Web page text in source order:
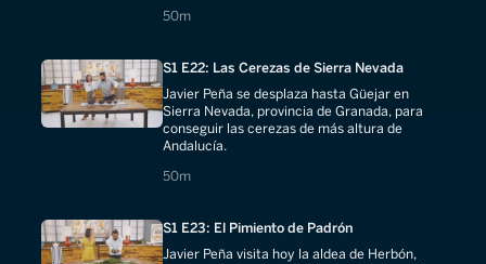
50m
50 minutes
S1 E22: Las Cerezas de Sierra Nevada
Javier Peña se desplaza hasta Güejar en
Sierra Nevada, provincia de Granada, para
conseguir las cerezas de más altura de
Andalucía.
50m
50 minutes
S1 E23: El Pimiento de Padrón
Javier Peña visita hoy la aldea de Herbón,